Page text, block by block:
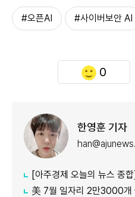
#오픈AI #사이버보안 AI
0
한영훈 기자
[아주경제 오늘의 뉴스 종합] 이 대통령, 부동산
美 7월 일자리 2만3000개 줄었